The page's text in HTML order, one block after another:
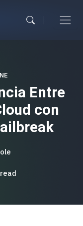
Entre
con